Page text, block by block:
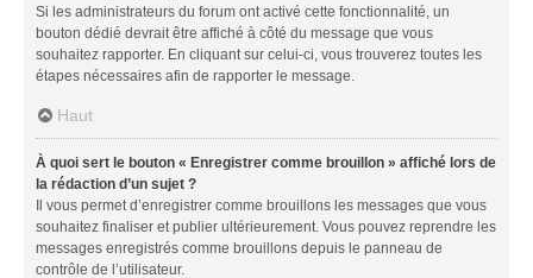
Si les administrateurs du forum ont activé cette fonctionnalité, un
bouton dédié devrait être affiché à côté du message que vous
souhaitez rapporter. En cliquant sur celui-ci, vous trouverez toutes les
étapes nécessaires afin de rapporter le message.
Haut
À quoi sert le bouton « Enregistrer comme brouillon » affiché lors de
la rédaction d’un sujet ?
Il vous permet d’enregistrer comme brouillons les messages que vous
souhaitez finaliser et publier ultérieurement. Vous pouvez reprendre les
messages enregistrés comme brouillons depuis le panneau de
contrôle de l’utilisateur.